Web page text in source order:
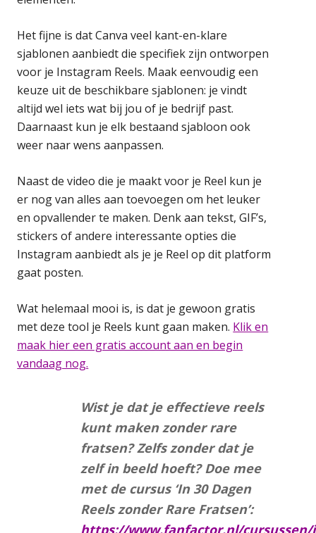
Het fijne is dat Canva veel kant-en-klare
sjablonen aanbiedt die specifiek zijn ontworpen
voor je Instagram Reels. Maak eenvoudig een
keuze uit de beschikbare sjablonen: je vindt
altijd wel iets wat bij jou of je bedrijf past.
Daarnaast kun je elk bestaand sjabloon ook
weer naar wens aanpassen.
Naast de video die je maakt voor je Reel kun je
er nog van alles aan toevoegen om het leuker
en opvallender te maken. Denk aan tekst, GIF’s,
stickers of andere interessante opties die
Instagram aanbiedt als je je Reel op dit platform
gaat posten.
Wat helemaal mooi is, is dat je gewoon gratis
met deze tool je Reels kunt gaan maken. Klik en
maak hier een gratis account aan en begin
vandaag nog.
Wist je dat je effectieve reels
kunt maken zonder rare
fratsen? Zelfs zonder dat je
zelf in beeld hoeft? Doe mee
met de cursus ‘In 30 Dagen
Reels zonder Rare Fratsen’:
https://www.fanfactor.nl/cursussen/